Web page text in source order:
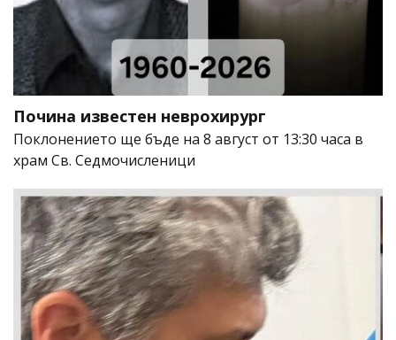
Почина известен неврохирург
Поклонението ще бъде на 8 август от 13:30 часа в
храм Св. Седмочисленици